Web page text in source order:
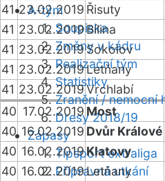
A-tým
Soupiska
Změny v kádru
Realizační tým
Statistiky
Zranění / nemocní
Dresy 2018/19
Zápasy
Tipsport extraliga
Přípravná utkání
41 23.02.2019 Řisuty
41 23.02.2019Bílina
41 23.02.2019Sokolov
41 23.02.2019Letňany
41 23.02.2019Vrchlabí
40 17.02.2019 Most
40 16.02.2019 Dvůr Králové
40 16.02.2019Klatovy
40 16.02.2019Letňany